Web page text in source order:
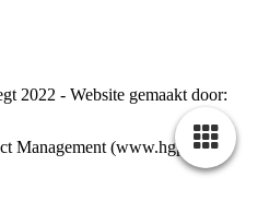
2022 - Website gemaakt door:
Management (www.hgpm.nl)